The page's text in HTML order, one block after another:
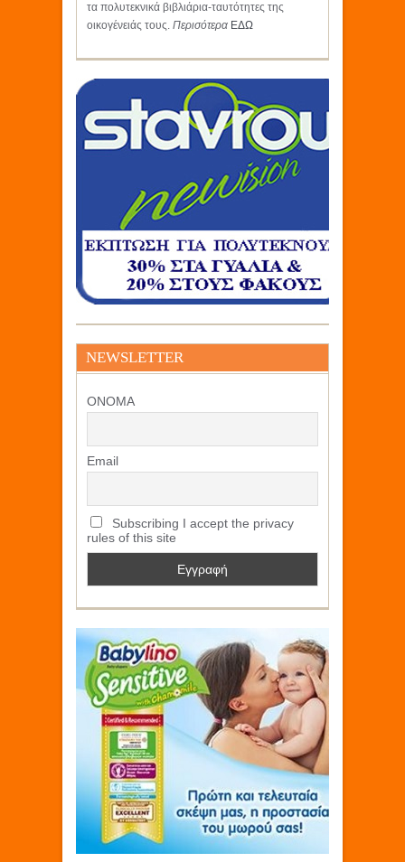
τα πολυτεκνικά βιβλιάρια-ταυτότητες της
οικογένειάς τους. Περισότερα ΕΔΩ
NEWSLETTER
ΟΝΟΜΑ
Email
Subscribing I accept the privacy
rules of this site